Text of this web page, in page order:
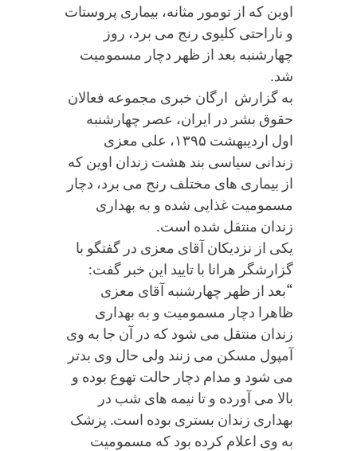
اوین که از تومور مثانه، بیماری پروستات
و ناراحتی کلیوی رنج می برد، روز
چهارشنبه بعد از ظهر دچار مسمومیت
شد.
به گزارش ارگان خبری مجموعه فعالان
حقوق بشر در ایران، عصر چهارشنبه
اول اردیبهشت ۱۳۹۵، علی معزی
زندانی سیاسی بند هشت زندان اوین که
از بیماری های مختلف رنج می برد، دچار
مسمومیت غذایی شده و به بهداری
زندان منتقل شده است.
یکی از نزدیکان آقای معزی در گفتگو با
گزارشگر هرانا با تایید این خبر گفت:
“بعد از ظهر چهارشنبه آقای معزی
ظاهرا دچار مسمومیت و به بهداری
زندان منتقل می شود که در آن جا به وی
آمپول مسکن می زنند ولی حال وی بدتر
می شود و مدام دچار حالت تهوع بوده و
بالا می آورده و تا نیمه های شب در
بهداری زندان بستری بوده است. پزشک
به وی اعلام کرده بود که مسمومیت